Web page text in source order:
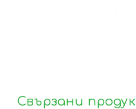
Свързани